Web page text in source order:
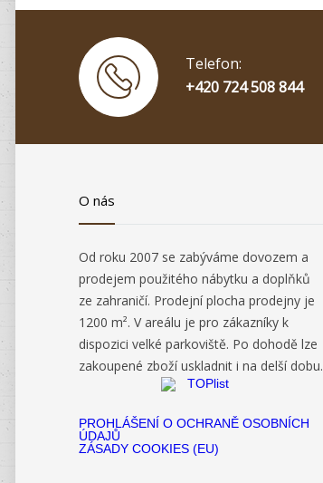
Telefon:
+420 724 508 844
O nás
Od roku 2007 se zabýváme dovozem a
prodejem použitého nábytku a doplňků
ze zahraničí. Prodejní plocha prodejny je
1200 m². V areálu je pro zákazníky k
dispozici velké parkoviště. Po dohodě lze
zakoupené zboží uskladnit i na delší dobu.
PROHLÁŠENÍ O OCHRANĚ OSOBNÍCH
ÚDAJŮ
ZÁSADY COOKIES (EU)